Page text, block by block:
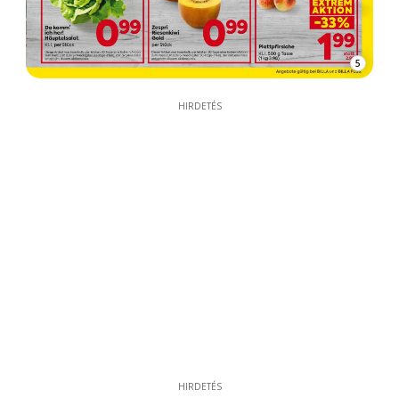
5
HIRDETÉS
HIRDETÉS